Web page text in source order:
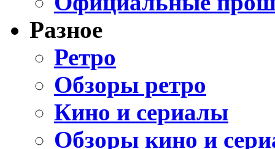
Разное
Ретро
Обзоры ретро
Кино и сериалы
Обзоры кино и